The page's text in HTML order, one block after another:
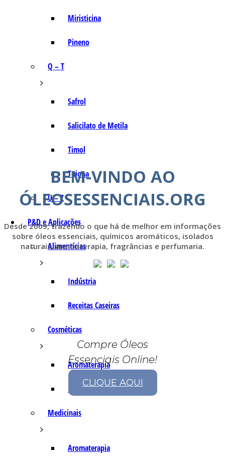
Miristicina
Pineno
Q – T
Safrol
Salicilato de Metila
Timol
Tujona
U – Z
P&D e Aplicações
Alimentícias
Indústria
Receitas Caseiras
Cosméticas
Aromaterapia
Fórmulas Caseiras
Medicinais
Aromaterapia
BEM-VINDO AO
ÓLEOSESSENCIAIS.ORG
Desde 2009, trazendo o que há de melhor em informações
sobre óleos essenciais, químicos aromáticos, isolados
naturais, aromaterapia, fragrâncias e perfumaria.
Compre Óleos
Essenciais Online!
CLIQUE AQUI